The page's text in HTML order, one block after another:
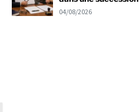
04/08/2026